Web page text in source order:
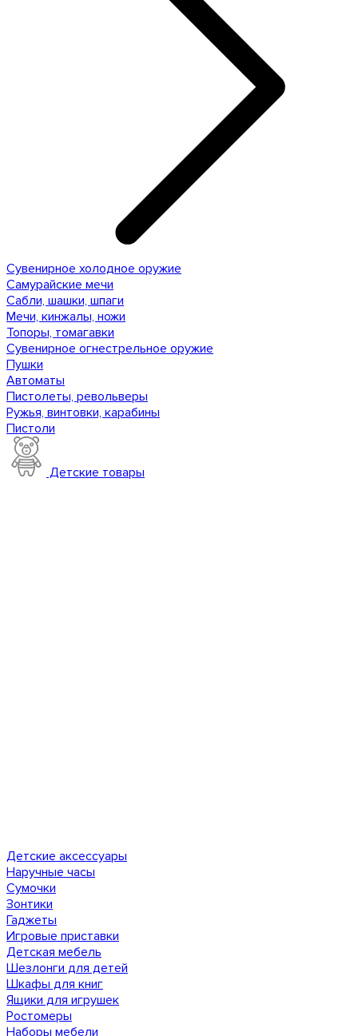
Сувенирное холодное оружие
Самурайские мечи
Сабли, шашки, шпаги
Мечи, кинжалы, ножи
Топоры, томагавки
Сувенирное огнестрельное оружие
Пушки
Автоматы
Пистолеты, револьверы
Ружья, винтовки, карабины
Пистоли
Детские товары
Детские аксессуары
Наручные часы
Сумочки
Зонтики
Гаджеты
Игровые приставки
Детская мебель
Шезлонги для детей
Шкафы для книг
Ящики для игрушек
Ростомеры
Наборы мебели